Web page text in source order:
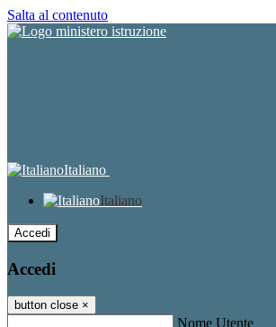
Salta al contenuto
Italiano
Italiano
Accedi
Accedi
button close ×
Nome Utente